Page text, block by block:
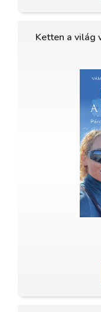
Ketten a világ